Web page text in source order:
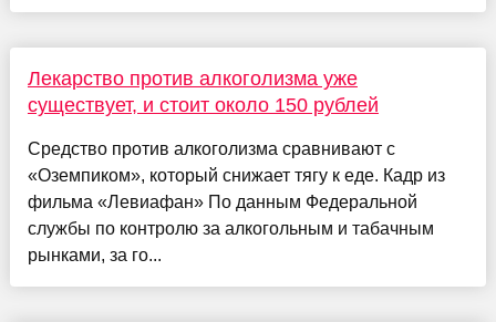
Лекарство против алкоголизма уже
существует, и стоит около 150 рублей
Средство против алкоголизма сравнивают с
«Оземпиком», который снижает тягу к еде. Кадр из
фильма «Левиафан» По данным Федеральной
службы по контролю за алкогольным и табачным
рынками, за го...